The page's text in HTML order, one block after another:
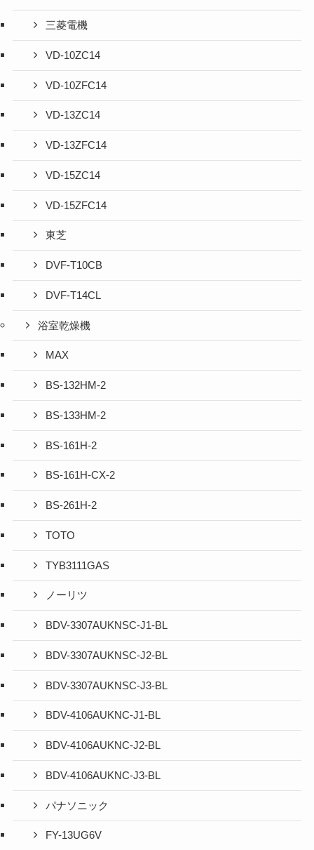
三菱電機
VD-10ZC14
VD-10ZFC14
VD-13ZC14
VD-13ZFC14
VD-15ZC14
VD-15ZFC14
東芝
DVF-T10CB
DVF-T14CL
浴室乾燥機
MAX
BS-132HM-2
BS-133HM-2
BS-161H-2
BS-161H-CX-2
BS-261H-2
TOTO
TYB3111GAS
ノーリツ
BDV-3307AUKNSC-J1-BL
BDV-3307AUKNSC-J2-BL
BDV-3307AUKNSC-J3-BL
BDV-4106AUKNC-J1-BL
BDV-4106AUKNC-J2-BL
BDV-4106AUKNC-J3-BL
パナソニック
FY-13UG6V